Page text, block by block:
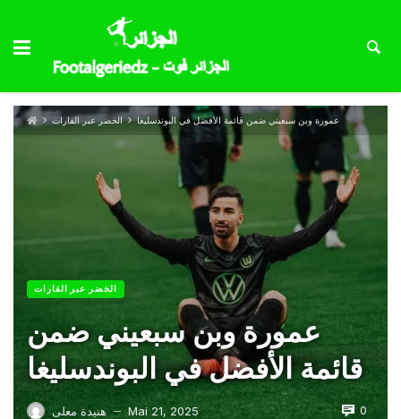
الخضر عبر القارات عمورة وبن سبعيني ضمن قائمة الأفضل في البوندسليغا
الخضر عبر القارات
عمورة وبن سبعيني ضمن
قائمة الأفضل في البوندسليغا
هنيدة معلى — Mai 21, 2025 0